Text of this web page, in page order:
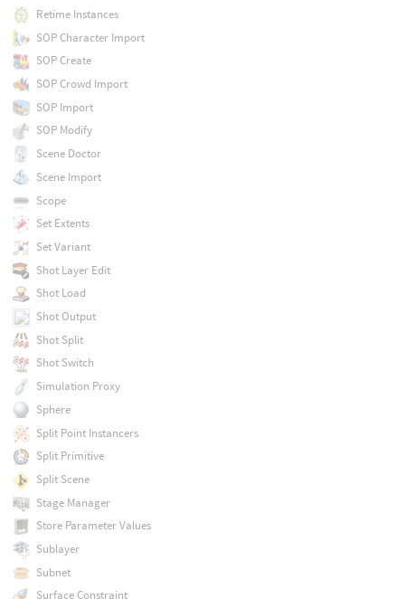
Retime Instances
SOP Character Import
SOP Create
SOP Crowd Import
SOP Import
SOP Modify
Scene Doctor
Scene Import
Scope
Set Extents
Set Variant
Shot Layer Edit
Shot Load
Shot Output
Shot Split
Shot Switch
Simulation Proxy
Sphere
Split Point Instancers
Split Primitive
Split Scene
Stage Manager
Store Parameter Values
Sublayer
Subnet
Surface Constraint